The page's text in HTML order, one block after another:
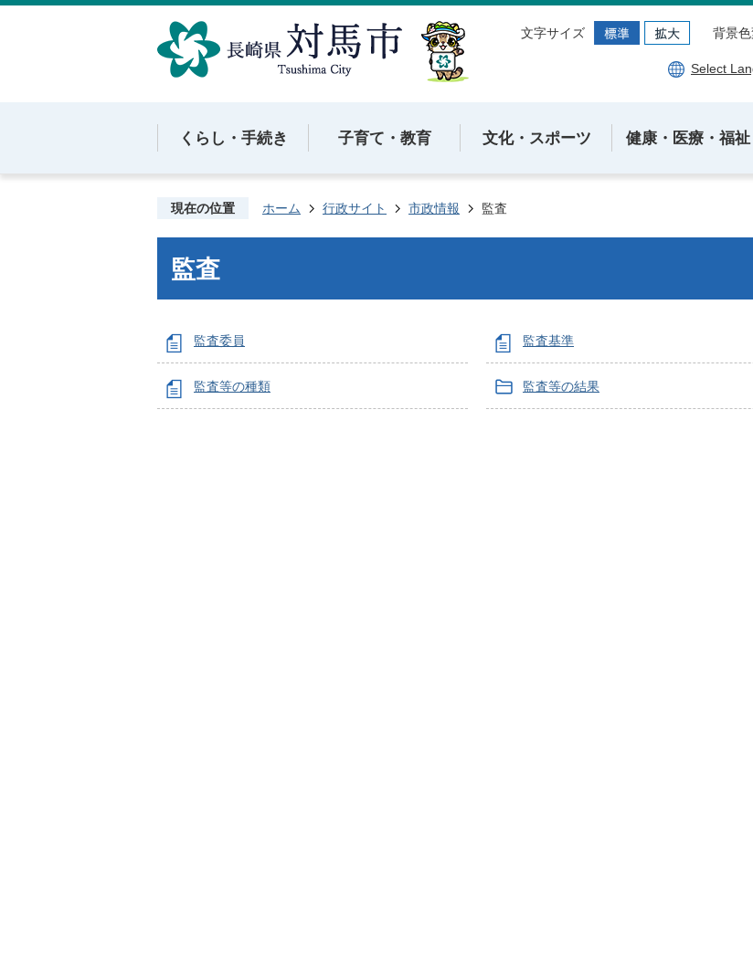
文字サイズ 背景
Select
くらし・手続き 子育て・教育 文化・スポーツ 健康・医療・福祉
現在の位置 ホーム 行政サイト 市政情報 監査
監査
監査委員 監査基準
監査等の種類 監査等の結果